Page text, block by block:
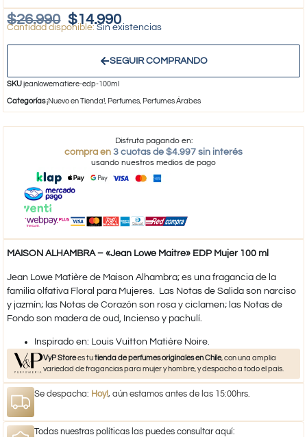
$26.990 $14.990
Sin existencias
SEGUIR COMPRANDO
SKUjeanlowematiere-edp-100ml
Categorías¡Nuevo en Tienda!, Perfumes, Perfumes Árabes
Disfruta pagando en:
compra en 3 cuotas de $4.997 sin interés
usando nuestros medios de pago
MAISON ALHAMBRA – «Jean Lowe Maitre» EDP Mujer 100 ml
Jean Lowe Matière de Maison Alhambra; es una fragancia de la
familia olfativa Floral para Mujeres. Las Notas de Salida son narciso
y jazmín; las Notas de Corazón son rosa y ciclamen; las Notas de
Fondo son madera de oud, Incienso y pachulí.
​Inspirado en: Louis Vuitton Matière Noire.
VyP Storees tutienda de perfumes originales en Chile, con una amplia
variedad de fragancias para mujer y hombre, y despacho a todo el país.
Se despacha: Hoy!, aún estamos antes de las 15:00hrs.
Todas nuestras políticas las puedes consultar aquí: